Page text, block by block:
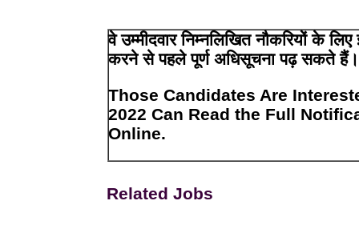
वे उम्मीदवार निम्नलिखित नौकरियों के
करने से पहले पूर्ण अधिसूचना पढ़ सकते हैं।
Those Candidates Are
2022 Can Read the Full
Online.
Related Jobs